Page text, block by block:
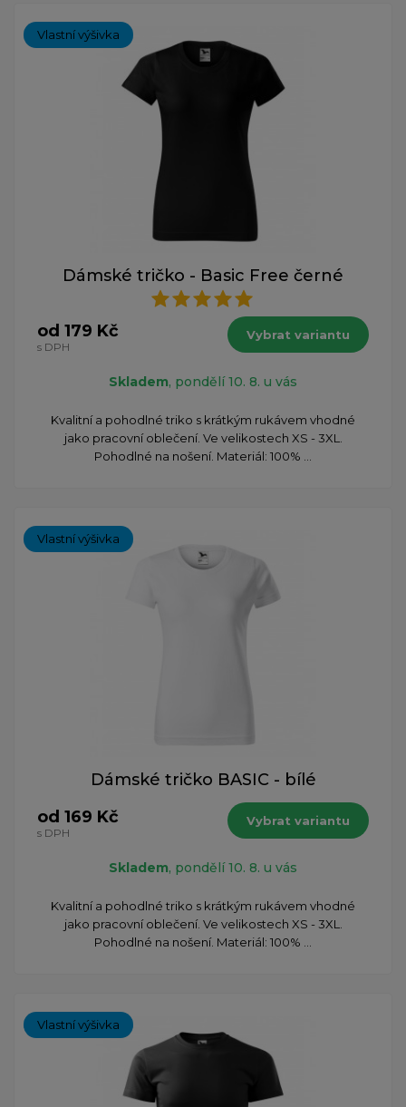
Vlastní výšivka
Dámské tričko - Basic Free černé
od 179 Kč
s DPH
Vybrat variantu
Skladem, pondělí 10. 8. u vás
Kvalitní a pohodlné triko s krátkým rukávem vhodné
jako pracovní oblečení. Ve velikostech XS - 3XL.
Pohodlné na nošení. Materiál: 100% ...
Vlastní výšivka
Dámské tričko BASIC - bílé
od 169 Kč
s DPH
Vybrat variantu
Skladem, pondělí 10. 8. u vás
Kvalitní a pohodlné triko s krátkým rukávem vhodné
jako pracovní oblečení. Ve velikostech XS - 3XL.
Pohodlné na nošení. Materiál: 100% ...
Vlastní výšivka